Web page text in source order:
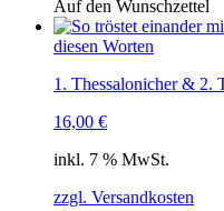
Auf den Wunschzettel
diesen Worten
1. Thessalonicher & 2.
16,00 €
inkl. 7 % MwSt.
zzgl. Versandkosten